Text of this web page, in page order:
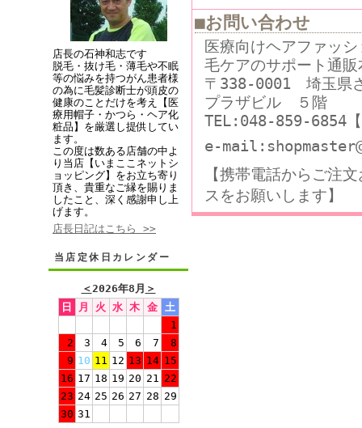
店長の石神和志です
脱毛・抜け毛・薄毛や不眠
等の悩みを持つがん患者様
の為に毛髪診断士が頭皮の
健康のことだけを考え【医
療用帽子・かつら・ヘア化
粧品】を厳選し提供してい
ます。
この度は数ある店舗の中よ
り当店【いまここネットシ
ョッピング】をお立ち寄り
頂き、貴重なご縁を賜りま
したこと、深く感謝申し上
げます。
店長日記はこちら >>
当店定休日カレンダー
＜2026年8月 ＞
日
月 火 水 木 金
土
1
2
3 4 5 6 7
8
9 10 11 12 13 14 15
16 17 18 19 20 21 22
23 24 25 26 27 28 29
30 31
■お問い合わせ
医療向けヘアファッ
毛ケアのサポート通
〒338-0001 埼玉県
プラザビル ５階
TEL:048-859-6854
e-
【携帯電話からご注
スをお願いします】